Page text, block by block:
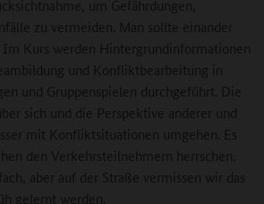
um Gefährdungen,
zu vermeiden. Man sollte einander
Im Kurs werden Hintergrundinformationen
und Konfliktbearbeitung in
und Gruppenspielen durchgeführt. Die
sich und die Perspektive anderer und
mit Konfliktsituationen umgehen. Es
den Verkehrsteilnehmern herrschen.
aber auf der Straße vermissen wir das
gelernt werden.